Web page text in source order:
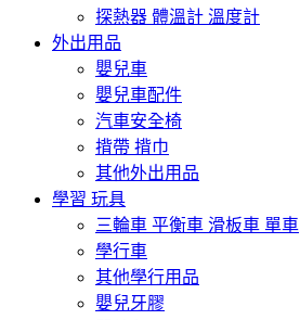
探熱器 體溫計 溫度計
外出用品
嬰兒車
嬰兒車配件
汽車安全椅
揹帶 揹巾
其他外出用品
學習 玩具
三輪車 平衡車 滑板車 單車
學行車
其他學行用品
嬰兒牙膠